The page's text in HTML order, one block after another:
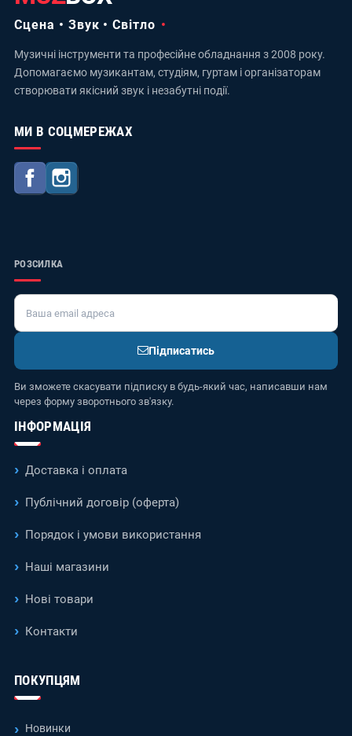
Сцена • Звук • Світло
Музичні інструменти та професійне обладнання з 2008 року.
Допомагаємо музикантам, студіям, гуртам і організаторам
створювати якісний звук і незабутні події.
МИ В СОЦМЕРЕЖАХ
Facebook
РОЗСИЛКА
Підписатись
Ви зможете скасувати підписку в будь-який час, написавши нам
через форму зворотнього зв'язку.
ІНФОРМАЦІЯ
Доставка і оплата
Публічний договір (оферта)
Порядок і умови використання
Наші магазини
Нові товари
Контакти
ПОКУПЦЯМ
Новинки